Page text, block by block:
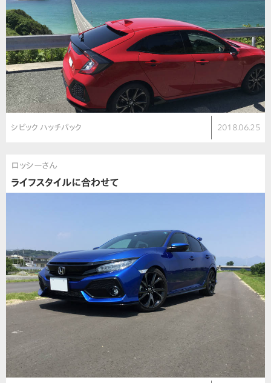
シビック ハッチバック 2018.06.25
ロッシーさん
ライフスタイルに合わせて